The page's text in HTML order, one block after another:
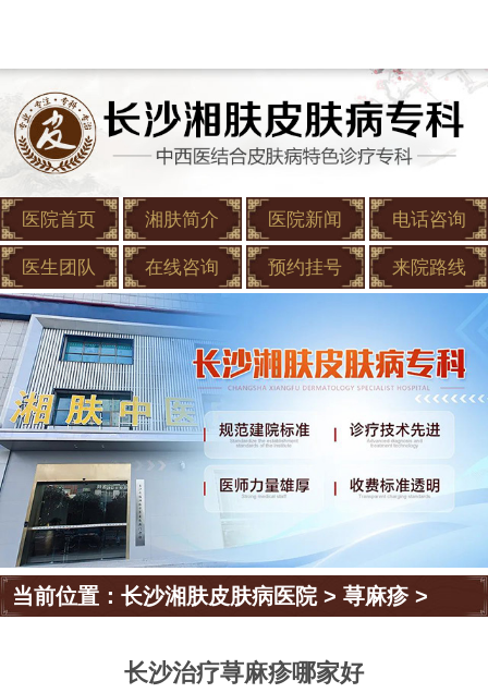
医院首页 湘肤简介 医院新闻 电话咨询
医生团队 在线咨询 预约挂号 来院路线
当前位置：长沙湘肤皮肤病医院>荨麻疹>
长沙治疗荨麻疹哪家好